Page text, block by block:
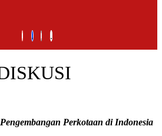
Perkotaan di Indonesia